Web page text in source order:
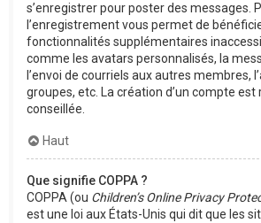
s’enregistrer pour poster des messages.
l’enregistrement vous permet de
fonctionnalités supplémentaires
comme les avatars personnalisés, la
l’envoi de courriels aux autres membres,
groupes, etc. La création d’un compte
conseillée.
Haut
Que signifie COPPA ?
COPPA (ou Children’s Online Privacy
est une loi aux États-Unis qui dit que les